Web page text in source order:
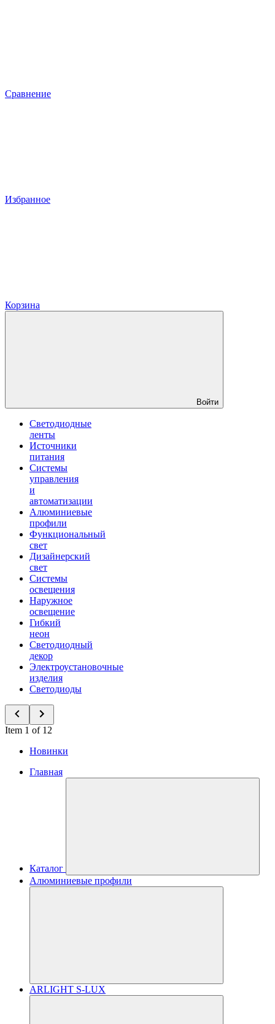
Сравнение
Избранное
Корзина
Войти
Светодиодные
ленты
Источники
питания
Системы
управления
и
автоматизации
Алюминиевые
профили
Функциональный
свет
Дизайнерский
свет
Системы
освещения
Наружное
освещение
Гибкий
неон
Светодиодный
декор
Электроустановочные
изделия
Светодиоды
Item 1 of 12
Новинки
Главная
Каталог
Алюминиевые профили
ARLIGHT S-LUX